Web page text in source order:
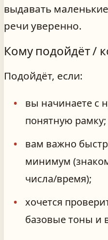
выдавать
речи уверенно.
Кому подойдёт /
Подойдёт, если:
вы начинаете с
понятную рамку;
вам важно
минимум
числа/время);
хочется
базовые тоны и